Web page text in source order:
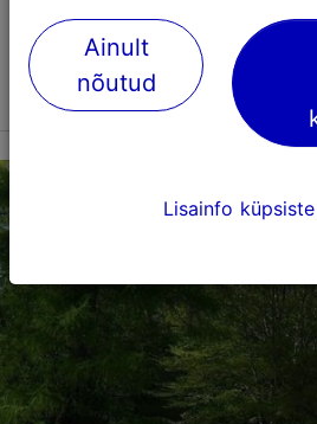
saanud Skåne provintsi järgi,
1948. aastast tegutses siin
Salvesta Lemmikutesse
TripAdvisor Traveler hinnang
põhineb
4 hinnangul
Loe rohkem arvustusi TripAdvisorist
Loe lähemalt
Ainult
nõutud
Lisainfo